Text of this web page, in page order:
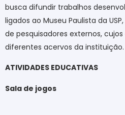
busca difundir trabalhos
ligados ao Museu Paulista da
de pesquisadores externos,
diferentes acervos da instituição.
ATIVIDADES EDUCATIVAS
Sala de jogos